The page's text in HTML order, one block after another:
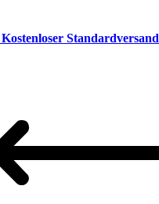
Standardversand